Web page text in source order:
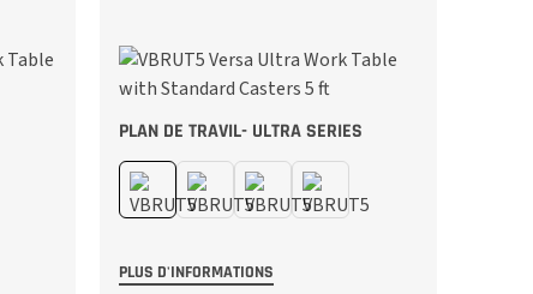
PLAN DE TRAVIL- ULTRA SERIES
PLUS D'INFORMATIONS